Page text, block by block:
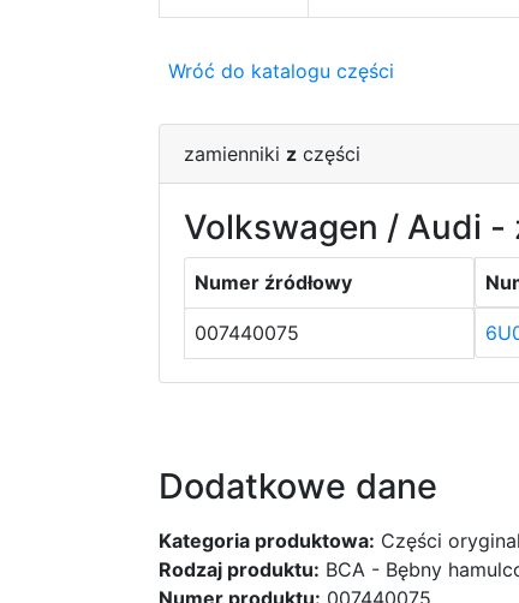
Wróć do katalogu części
zamienniki z części
Volkswagen / Audi -
Numer źródłowy
007440075
Dodatkowe dane
Kategoria produktowa: Części
Rodzaj produktu: BCA - Bębny
Numer produktu: 007440075